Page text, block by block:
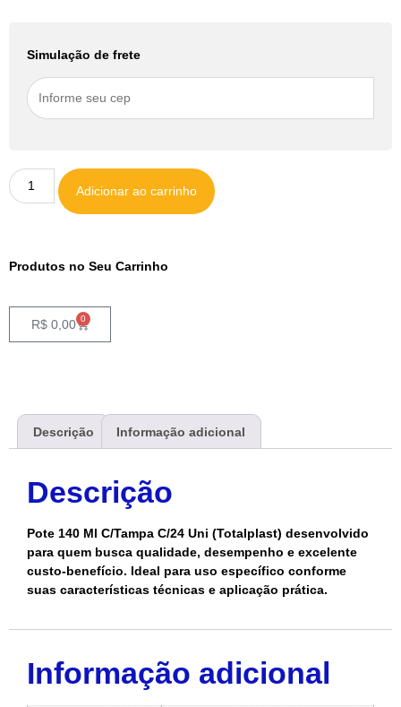
Simulação de frete
Adicionar ao carrinho
Produtos no Seu Carrinho
R$ 0,00 0
Descrição Informação adicional
Descrição
Pote 140 Ml C/Tampa C/24 Uni (Totalplast) desenvolvido
para quem busca qualidade, desempenho e excelente
custo-benefício. Ideal para uso específico conforme
suas características técnicas e aplicação prática.
Informação adicional